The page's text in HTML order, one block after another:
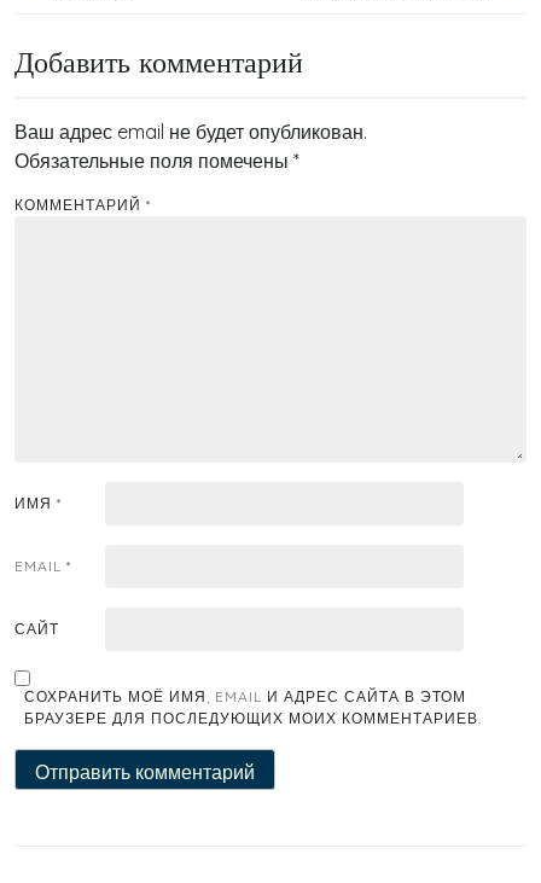
Добавить комментарий
Ваш адрес email не будет опубликован.
Обязательные поля помечены *
КОММЕНТАРИЙ *
ИМЯ *
EMAIL *
САЙТ
СОХРАНИТЬ МОЁ ИМЯ, EMAIL И АДРЕС САЙТА В ЭТОМ
БРАУЗЕРЕ ДЛЯ ПОСЛЕДУЮЩИХ МОИХ КОММЕНТАРИЕВ.